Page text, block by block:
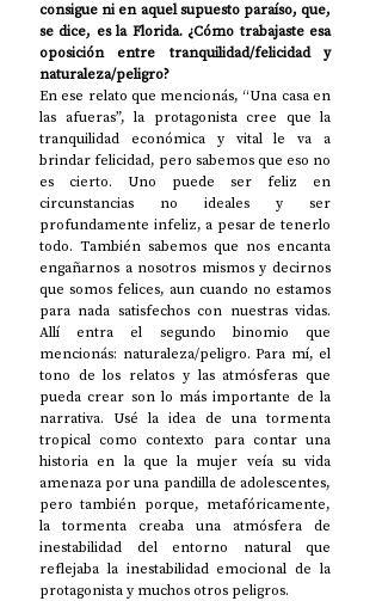
consigue ni en aquel supuesto paraíso, que,
se dice, es la Florida. ¿Cómo trabajaste esa
oposición entre tranquilidad/felicidad y
naturaleza/peligro?
En ese relato que mencionás, “Una casa en
las afueras”, la protagonista cree que la
tranquilidad económica y vital le va a
brindar felicidad, pero sabemos que eso no
es cierto. Uno puede ser feliz en
circunstancias no ideales y ser
profundamente infeliz, a pesar de tenerlo
todo. También sabemos que nos encanta
engañarnos a nosotros mismos y decirnos
que somos felices, aun cuando no estamos
para nada satisfechos con nuestras vidas.
Allí entra el segundo binomio que
mencionás: naturaleza/peligro. Para mí, el
tono de los relatos y las atmósferas que
pueda crear son lo más importante de la
narrativa. Usé la idea de una tormenta
tropical como contexto para contar una
historia en la que la mujer veía su vida
amenaza por una pandilla de adolescentes,
pero también porque, metafóricamente,
la tormenta creaba una atmósfera de
inestabilidad del entorno natural que
reflejaba la inestabilidad emocional de la
protagonista y muchos otros peligros.